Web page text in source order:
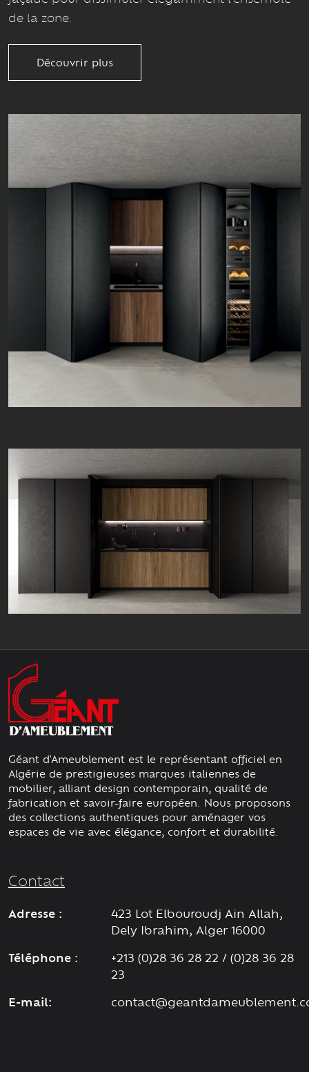
de la zone.
Découvrir plus
Géant d'Ameublement est le représentant officiel en
Algérie de prestigieuses marques italiennes de
mobilier, alliant design contemporain, qualité de
fabrication et savoir-faire européen. Nous proposons
des collections authentiques pour aménager vos
espaces de vie avec élégance, confort et durabilité.
Contact
Adresse :
423 Lot Elbouroudj Ain Allah,
Dely Ibrahim, Alger 16000
Téléphone :
+213 (0)28 36 28 22 / (0)28 36 28
23
E-mail: